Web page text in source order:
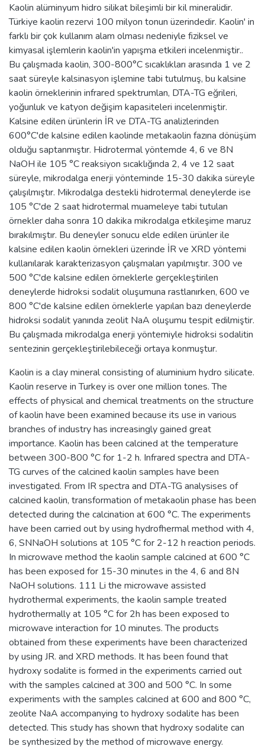
Kaolin alüminyum hidro silikat bileşimli bir kil mineralidir.
Türkiye kaolin rezervi 100 milyon tonun üzerindedir. Kaolin' in
farklı bir çok kullanım alam olması nedeniyle fiziksel ve
kimyasal işlemlerin kaolin'in yapışma etkileri incelenmiştir..
Bu çalışmada kaolin, 300-800°C sıcaklıkları arasında 1 ve 2
saat süreyle kalsinasyon işlemine tabi tutulmuş, bu kalsine
kaolin örneklerinin infrared spektrumlan, DTA-TG eğrileri,
yoğunluk ve katyon değişim kapasiteleri incelenmiştir.
Kalsine edilen ürünlerin İR ve DTA-TG analizlerinden
600°C'de kalsine edilen kaolinde metakaolin fazına dönüşüm
olduğu saptanmıştır. Hidrotermal yöntemde 4, 6 ve 8N
NaOH ile 105 °C reaksiyon sıcaklığında 2, 4 ve 12 saat
süreyle, mikrodalga enerji yönteminde 15-30 dakika süreyle
çalışılmıştır. Mikrodalga destekli hidrotermal deneylerde ise
105 °C'de 2 saat hidrotermal muameleye tabi tutulan
örnekler daha sonra 10 dakika mikrodalga etkileşime maruz
bırakılmıştır. Bu deneyler sonucu elde edilen ürünler ile
kalsine edilen kaolin örnekleri üzerinde İR ve XRD yöntemi
kullanılarak karakterizasyon çalışmaları yapılmıştır. 300 ve
500 °C'de kalsine edilen örneklerle gerçekleştirilen
deneylerde hidroksi sodalit oluşumuna rastlanırken, 600 ve
800 °C'de kalsine edilen örneklerle yapılan bazı deneylerde
hidroksi sodalit yanında zeolit NaA oluşumu tespit edilmiştir.
Bu çalışmada mikrodalga enerji yöntemiyle hidroksi sodalitin
sentezinin gerçekleştirilebileceği ortaya konmuştur.
Kaolin is a clay mineral consisting of aluminium hydro silicate.
Kaolin reserve in Turkey is over one million tones. The
effects of physical and chemical treatments on the structure
of kaolin have been examined because its use in various
branches of industry has increasingly gained great
importance. Kaolin has been calcined at the temperature
between 300-800 °C for 1-2 h. Infrared spectra and DTA-
TG curves of the calcined kaolin samples have been
investigated. From IR spectra and DTA-TG analysises of
calcined kaolin, transformation of metakaolin phase has been
detected during the calcination at 600 °C. The experiments
have been carried out by using hydrofhermal method with 4,
6, SNNaOH solutions at 105 °C for 2-12 h reaction periods.
In microwave method the kaolin sample calcined at 600 °C
has been exposed for 15-30 minutes in the 4, 6 and 8N
NaOH solutions. 111 Li the microwave assisted
hydrothermal experiments, the kaolin sample treated
hydrothermally at 105 °C for 2h has been exposed to
microwave interaction for 10 minutes. The products
obtained from these experiments have been characterized
by using JR. and XRD methods. It has been found that
hydroxy sodalite is formed in the experiments carried out
with the samples calcined at 300 and 500 °C. In some
experiments with the samples calcined at 600 and 800 °C,
zeolite NaA accompanying to hydroxy sodalite has been
detected. This study has shown that hydroxy sodalite can
be synthesized by the method of microwave energy.